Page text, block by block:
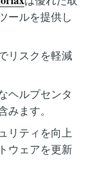
ールを提供し
リスクを軽減
ヘルプセンタ
ます。
リティを向上
ウェアを更新